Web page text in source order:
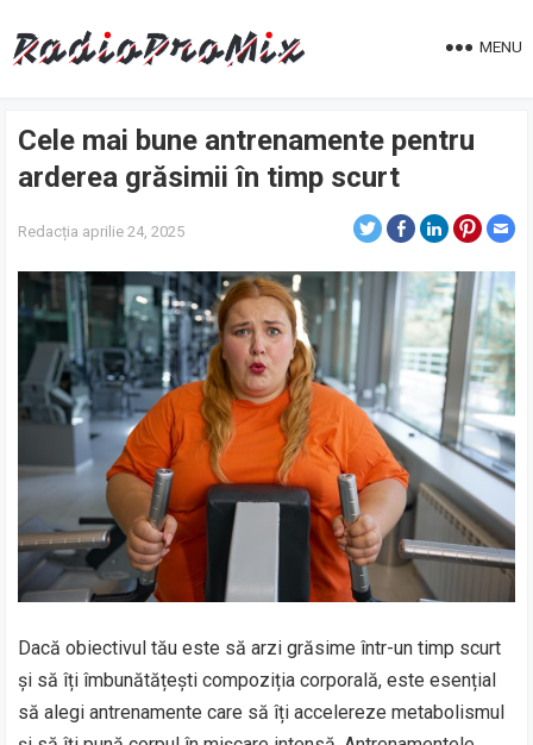
MENU
Cele mai bune antrenamente pentru
arderea grăsimii în timp scurt
Redacția aprilie 24, 2025
Dacă obiectivul tău este să arzi grăsime într-un timp scurt
și să îți îmbunătățești compoziția corporală, este esențial
să alegi antrenamente care să îți accelereze metabolismul